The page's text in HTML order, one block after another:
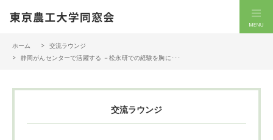
ホーム
交流ラウンジ
静岡がんセンターで活躍する －松永研での経験を胸に･･･
交流ラウンジ